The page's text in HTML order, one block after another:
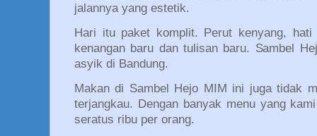
jalannya yang estetik.
Hari itu paket komplit. Perut kenyang, hati
kenangan baru dan tulisan baru. Sambel
asyik di Bandung.
Makan di Sambel Hejo MIM ini juga tidak
terjangkau. Dengan banyak menu yang
seratus ribu per orang.